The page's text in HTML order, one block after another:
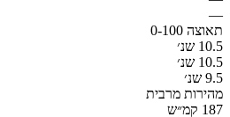
—
תאוצה 0-100
10.5 שנ׳
10.5 שנ׳
9.5 שנ׳
מהירות מרבית
187 קמ״ש